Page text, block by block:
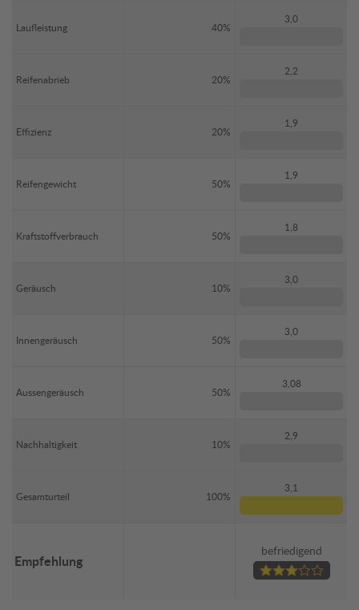
Laufleistung 40%
3,0
Reifenabrieb 20%
2,2
Effizienz 20%
1,9
Reifengewicht 50%
1,9
Kraftstoffverbrauch 50%
1,8
Geräusch 10%
3,0
Innengeräusch 50%
3,0
Aussengeräusch 50%
3,08
Nachhaltigkeit 10%
2,9
Gesamturteil 100%
3,1
Empfehlung
befriedigend